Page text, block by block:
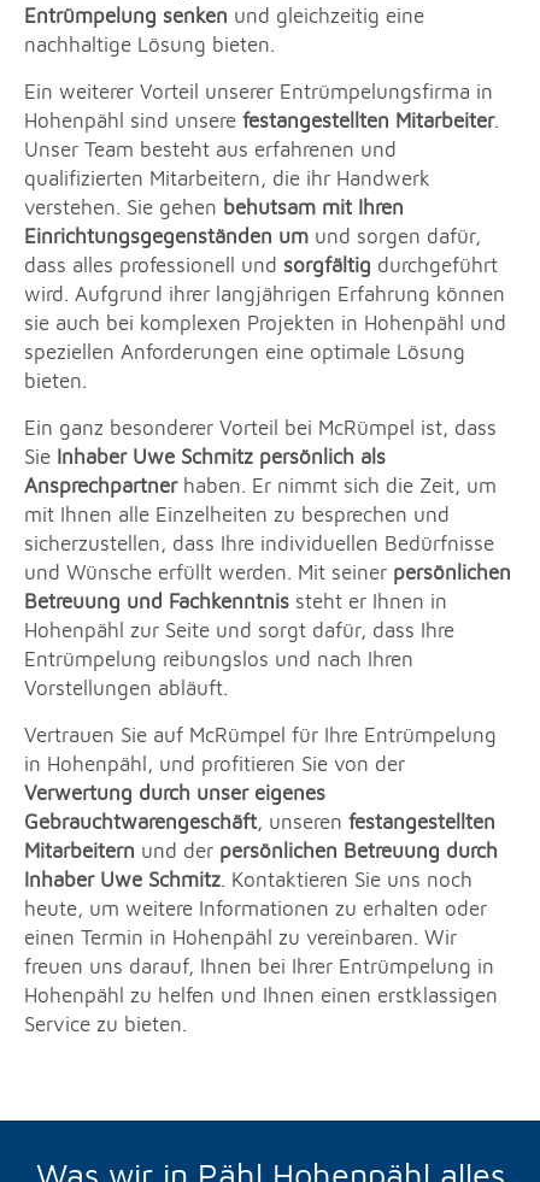
Entrümpelung senken und gleichzeitig eine
nachhaltige Lösung bieten.
Ein weiterer Vorteil unserer Entrümpelungsfirma in
Hohenpähl sind unsere festangestellten Mitarbeiter.
Unser Team besteht aus erfahrenen und
qualifizierten Mitarbeitern, die ihr Handwerk
verstehen. Sie gehen behutsam mit Ihren
Einrichtungsgegenständen um und sorgen dafür,
dass alles professionell und sorgfältig durchgeführt
wird. Aufgrund ihrer langjährigen Erfahrung können
sie auch bei komplexen Projekten in Hohenpähl und
speziellen Anforderungen eine optimale Lösung
bieten.
Ein ganz besonderer Vorteil bei McRümpel ist, dass
Sie Inhaber Uwe Schmitz persönlich als
Ansprechpartnerhaben. Er nimmt sich die Zeit, um
mit Ihnen alle Einzelheiten zu besprechen und
sicherzustellen, dass Ihre individuellen Bedürfnisse
und Wünsche erfüllt werden. Mit seiner persönlichen
Betreuung und Fachkenntnis steht er Ihnen in
Hohenpähl zur Seite und sorgt dafür, dass Ihre
Entrümpelung reibungslos und nach Ihren
Vorstellungen abläuft.
Vertrauen Sie auf McRümpel für Ihre Entrümpelung
in Hohenpähl, und profitieren Sie von der
Verwertung durch unser eigenes
Gebrauchtwarengeschäft, unseren festangestellten
Mitarbeitern und der persönlichen Betreuung durch
Inhaber Uwe Schmitz. Kontaktieren Sie uns noch
heute, um weitere Informationen zu erhalten oder
einen Termin in Hohenpähl zu vereinbaren. Wir
freuen uns darauf, Ihnen bei Ihrer Entrümpelung in
Hohenpähl zu helfen und Ihnen einen erstklassigen
Service zu bieten.